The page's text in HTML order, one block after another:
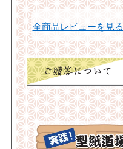
全商品レビューを見る